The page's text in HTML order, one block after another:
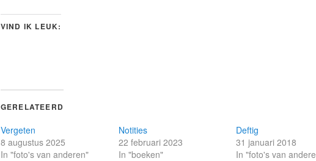
VIND IK LEUK:
GERELATEERD
Vergeten
8 augustus 2025
In "foto's van anderen"
Notities
22 februari 2023
In "boeken"
Deftig
31 januari 2018
In "foto's van